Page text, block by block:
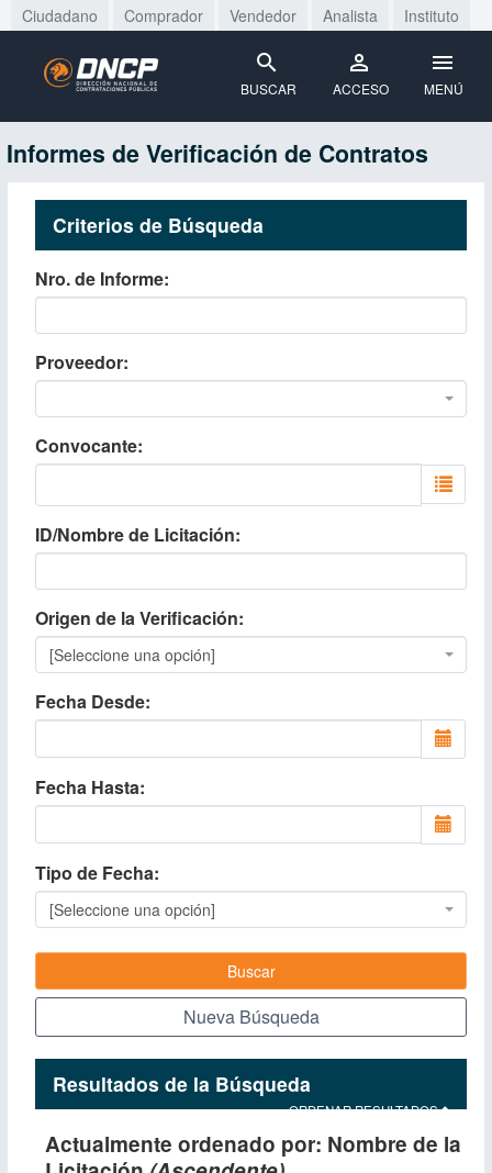
Ciudadano Comprador Vendedor Analista Instituto
BUSCAR ACCESO MENÚ
Informes de Verificación de Contratos
Criterios de Búsqueda
Nro. de Informe
Proveedor
Convocante
ID/Nombre de Licitación
Origen de la Verificación
[Seleccione una opción]
Fecha Desde
Fecha Hasta
Tipo de Fecha
[Seleccione una opción]
Buscar
Nueva Búsqueda
Resultados de la Búsqueda
ORDENAR RESULTADOS
Actualmente ordenado por: Nombre de la